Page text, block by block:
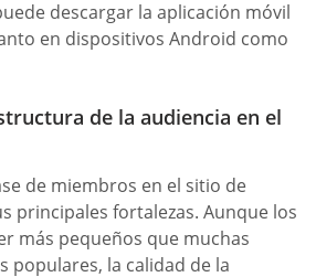
descargar la aplicación móvil
en dispositivos Android como
de la audiencia en el
de miembros en el sitio de
principales fortalezas. Aunque los
más pequeños que muchas
populares, la calidad de la